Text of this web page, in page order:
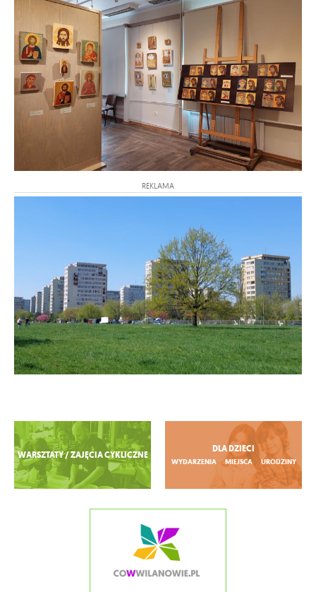
REKLAMA
Zobacz więcej
WARSZTATY / ZAJĘCIA CYKLICZNE
DLA DZIECI
WYDARZENIA MIEJSCA URODZINY